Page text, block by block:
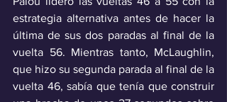
estrategia alternativa antes de hacer la
última de sus dos paradas al final de la
vuelta 56. Mientras tanto, McLaughlin,
que hizo su segunda parada al final de la
vuelta 46, sabía que tenía que construir